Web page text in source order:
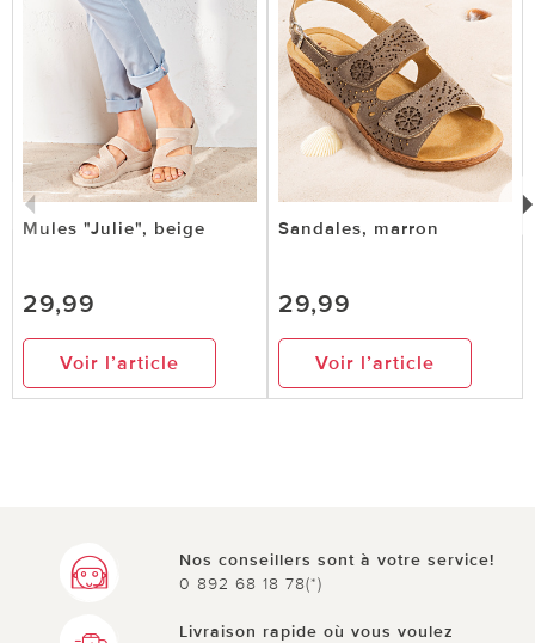
Mules "Julie", beige
29,99
Voir l’article
Sandales, marron
29,99
Voir l’article
Nos conseillers sont à votre service!
0 892 68 18 78(*)
Livraison rapide où vous voulez